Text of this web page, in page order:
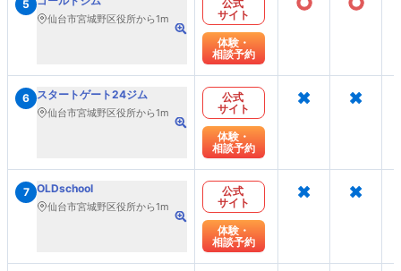
5
仙台市宮城野区役所から1m
公式
サイト
体験・
相談予約
6 スタートゲート24ジム
仙台市宮城野区役所から1m
公式
サイト
体験・
相談予約
× ×
7 OLDschool
仙台市宮城野区役所から1m
公式
サイト
体験・
相談予約
× ×